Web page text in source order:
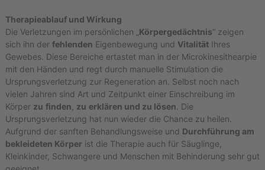
Therapieablauf und Wirkung
Die Verletzungen im persönlichen „ Körpergedächtnis“ zeigen
sich ihn der fehlenden Eigenbewegung und VitalitätIhres
Gewebes. Diese Bereiche ertastet man in der Microkinesithearpie
mit den Händen und regt durch manuelle Stimulation die
Ursprungsverletzung zur Regeneration an. Selbst noch nach
vielen Jahren sind Art und Zeitpunkt einer Einschreibung im
Körper zu finden zu erklären und zu lösen . Die
Ursprungsverletzung hat nun wieder die Chance zu heilen.
Aufgrund der sanften Behandlungsweise und Durchführung am
bekleideten Körper ist die Therapie auch für Säuglinge,
Kleinkinder, Schwangere und Menschen mit Behinderung sehr gut